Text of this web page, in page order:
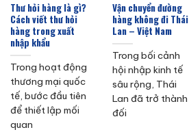
Thư hỏi hàng là gì?
Cách viết thư hỏi
hàng trong xuất
nhập khẩu
Trong hoạt động
thương mại quốc
tế, bước đầu tiên
để thiết lập mối
quan
Vận chuyển đường
hàng không đi Thái
Lan – Việt Nam
Trong bối cảnh
hội nhập kinh tế
sâu rộng, Thái
Lan đã trở thành
đối